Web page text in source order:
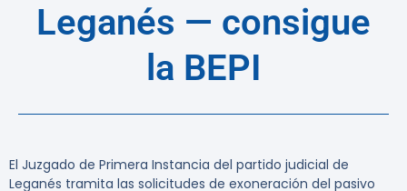
Leganés — consigue
la BEPI
El Juzgado de Primera Instancia del partido judicial de
Leganés tramita las solicitudes de exoneración del pasivo